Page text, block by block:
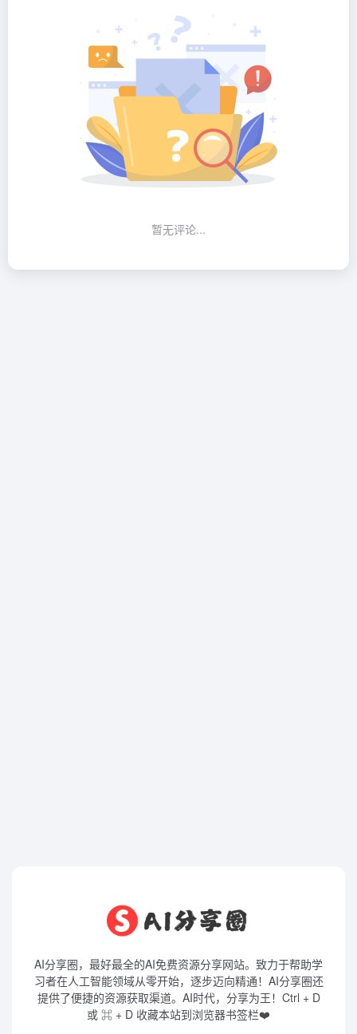
暂无评论...
AI分享圈，最好最全的AI免费资源分享网站。致力于帮助学
习者在人工智能领域从零开始，逐步迈向精通！AI分享圈还
提供了便捷的资源获取渠道。AI时代，分享为王！Ctrl + D
或 ⌘ + D 收藏本站到浏览器书签栏❤️